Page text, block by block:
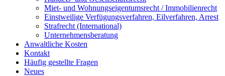
Miet- und Wohnungseigentumsrecht / Immobilienrecht
Einstweilige Verfügungsverfahren, Eilverfahren, Arrest
Strafrecht (International)
Unternehmensberatung
Anwaltliche Kosten
Kontakt
Häufig gestellte Fragen
Neues